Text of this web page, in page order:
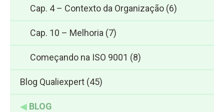
Cap. 4 – Contexto da Organização (6)
Cap. 10 – Melhoria (7)
Começando na ISO 9001 (8)
Blog Qualiexpert (45)
◀ BLOG